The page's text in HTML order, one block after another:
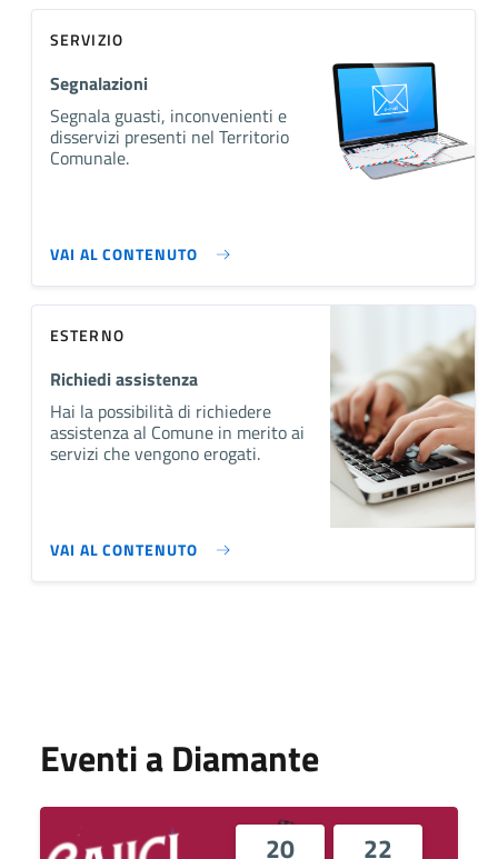
SERVIZIO
Segnalazioni
Segnala guasti, inconvenienti e
disservizi presenti nel Territorio
Comunale.
VAI AL CONTENUTO
ESTERNO
Richiedi assistenza
Hai la possibilità di richiedere
assistenza al Comune in merito ai
servizi che vengono erogati.
VAI AL CONTENUTO
Eventi a Diamante
20 22